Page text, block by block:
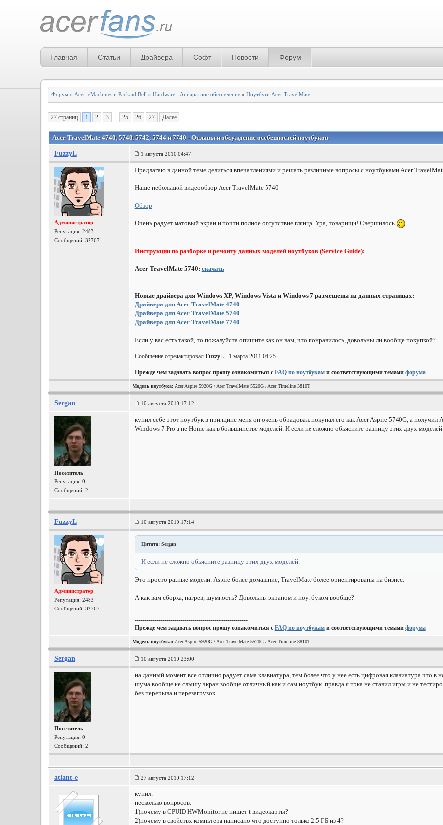
Главная Статьи Драйвера Софт Новости Форум
Форум о Acer, eMachines и Packard Bell » Hardware - Аппаратное обеспечение» Ноутбуки Acer TravelMate
27 страниц 1 2 3 ... 25 26 27 Далее
Acer TravelMate 4740, 5740, 5742, 5744 и 7740 - Отзывы и обсуждение особенностей ноутбуков
FuzzyL 1 августа 2010 04:47
Администратор
Репутация: 2483
Сообщений: 32767
Предлагаю в данной теме делиться впечатлениями и решать различные вопросы с ноутбуками Acer
Наше небольшой видеообзор Acer TravelMate 5740
Обзор
Очень радует матовый экран и почти полное отсутствие глянца. Ура, товарищи! Свершилось
Инструкции по разборке и ремонту данных моделей ноутбуков (Service Guide):
Acer TravelMate 5740: скачать
Новые драйвера для Windows XP, Windows Vista и Windows 7 размещены на данных страницах:
Драйвера для Acer TravelMate 4740
Драйвера для Acer TravelMate 5740
Драйвера для Acer TravelMate 7740
Если у вас есть такой, то пожалуйста опишите как он вам, что понравилось, довольны ли вообще покупкой?
Сообщение отредактировал FuzzyL- 1 марта 2011 04:25
---------------------------------------------------------
Прежде чем задавать вопрос прошу ознакомиться с FAQ по ноутбуками соответствующими темами форума
Модель ноутбука:Acer Aspire 5920G / Acer TravelMate 5520G / Acer Timeline 3810T
Sergan 10 августа 2010 17:12
Посетитель
Репутация: 0
Сообщений: 2
купил себе этот ноутбук в принципе меня он очень обрадовал. покупал его как Acer Aspire 5740G, а
Windows 7 Pro а не Home как в большинстве моделей. И если не сложно обьясните разницу этих двух моделей.
FuzzyL 10 августа 2010 17:14
Администратор
Репутация: 2483
Сообщений: 32767
Цитата: Sergan
И если не сложно обьясните разницу этих двух моделей.
Это просто разные модели. Aspire более домашние, TravelMate более ориентированы на бизнес.
А как вам сборка, нагрев, шумность? Довольны экраном и ноутбуком вообще?
---------------------------------------------------------
Прежде чем задавать вопрос прошу ознакомиться с FAQ по ноутбуками соответствующими темами форума
Модель ноутбука:Acer Aspire 5920G / Acer TravelMate 5520G / Acer Timeline 3810T
Sergan 10 августа 2010 23:00
Посетитель
Репутация: 0
Сообщений: 2
на данный момент все отлично радует сама клавиатура, тем более что у нее есть цифровая клавиатура что в
шума вообще не слышу экран вообще отличный как и сам ноутбук. правда я пока не ставил игры и не
без перерыва и перезагрузок.
atlant-e 27 августа 2010 17:12
купил.
несколько вопросов:
1)почему в CPUID HWMonitor не пишет t видеокарты?
2)почему в свойствх компьтера написано что доступно только 2.5 ГБ из 4?